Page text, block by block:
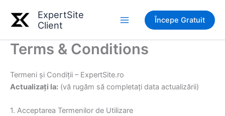
content
ExpertSite
Client
Menu
Începe Gratuit
Terms & Conditions
Termeni și Condiții – ExpertSite.ro
Actualizați la: (vă rugăm să completați data actualizării)
1. Acceptarea Termenilor de Utilizare